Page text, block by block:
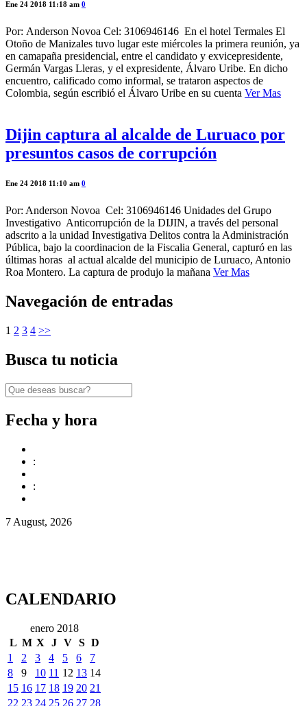
Ene 24 2018 11:18 am 0
Por: Anderson Novoa Cel: 3106946146 En el hotel Termales El
Otoño de Manizales tuvo lugar este miércoles la primera reunión, ya
en camapaña presidencial, entre el candidato y exvicepresidente,
Germán Vargas Lleras, y el expresidente, Álvaro Uribe. En dicho
encuentro, calificado como informal, se trataron aspectos de
Colombia, según escribió el Álvaro Uribe en su cuenta Ver Mas
Dijin captura al alcalde de Luruaco por
presuntos casos de corrupción
Ene 24 2018 11:10 am 0
Por: Anderson Novoa Cel: 3106946146 Unidades del Grupo
Investigativo Anticorrupción de la DIJIN, a través del personal
adscrito a la unidad Investigativa Delitos contra la Administración
Pública, bajo la coordinacion de la Fiscalia General, capturó en las
últimas horas al actual alcalde del municipio de Luruaco, Antonio
Roa Montero. La captura de produjo la mañana Ver Mas
Navegación de entradas
1 2 3 4 >>
Busca tu noticia
Fecha y hora
:
:
7 August, 2026
CALENDARIO
enero 2018
L M X J V S D
1
2 3 4 5 6
7
8
9 10 11 12 13 14
15 16 17 18 19 20 21
22 23 24 25 26 27 28